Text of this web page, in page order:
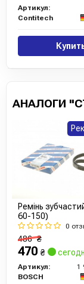
Артикул:
Contitech
АНАЛОГИ
Ремінь
60-150)
0
486₴
470 ₴
Артикул:
1
BOSCH